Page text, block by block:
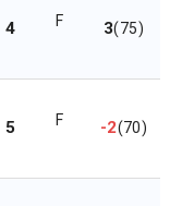
4 F 3(75)
5 F -2(70)